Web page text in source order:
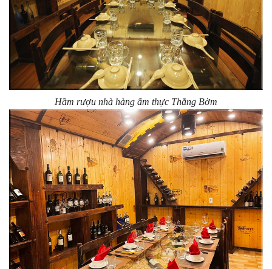
Hầm rượu nhà hàng ẩm thực Thằng Bờm